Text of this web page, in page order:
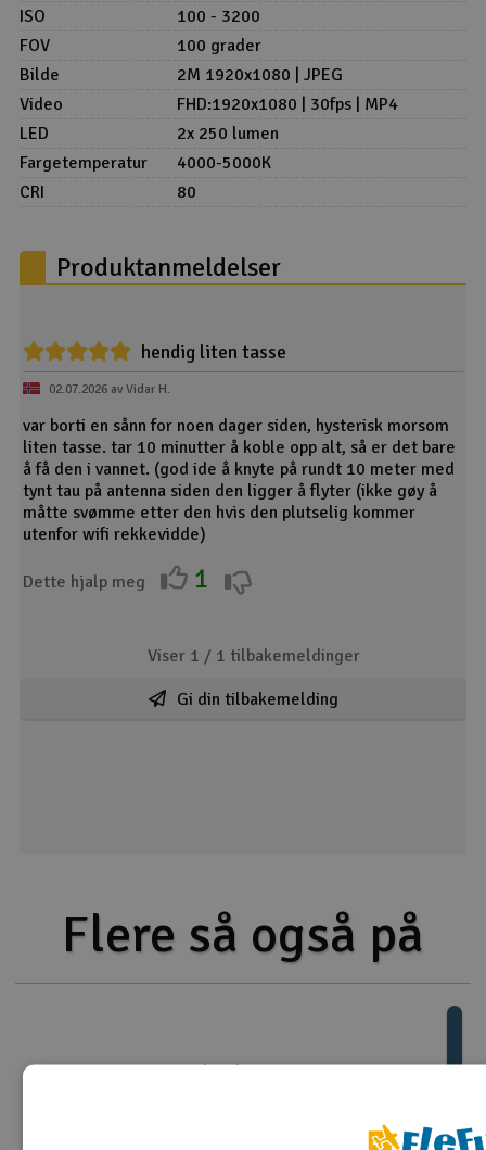
ISO
100 - 3200
FOV
100 grader
Bilde
2M 1920x1080 | JPEG
Video
FHD:1920x1080 | 30fps | MP4
LED
2x 250 lumen
Fargetemperatur
4000-5000K
CRI
80
Produktanmeldelser
hendig liten tasse
02.07.2026 av Vidar H.
var borti en sånn for noen dager siden, hysterisk morsom
liten tasse. tar 10 minutter å koble opp alt, så er det bare
å få den i vannet. (god ide å knyte på rundt 10 meter med
tynt tau på antenna siden den ligger å flyter (ikke gøy å
måtte svømme etter den hvis den plutselig kommer
utenfor wifi rekkevidde)
Dette hjalp meg 1
Viser 1 / 1 tilbakemeldinger
Gi din tilbakemelding
Flere så også på